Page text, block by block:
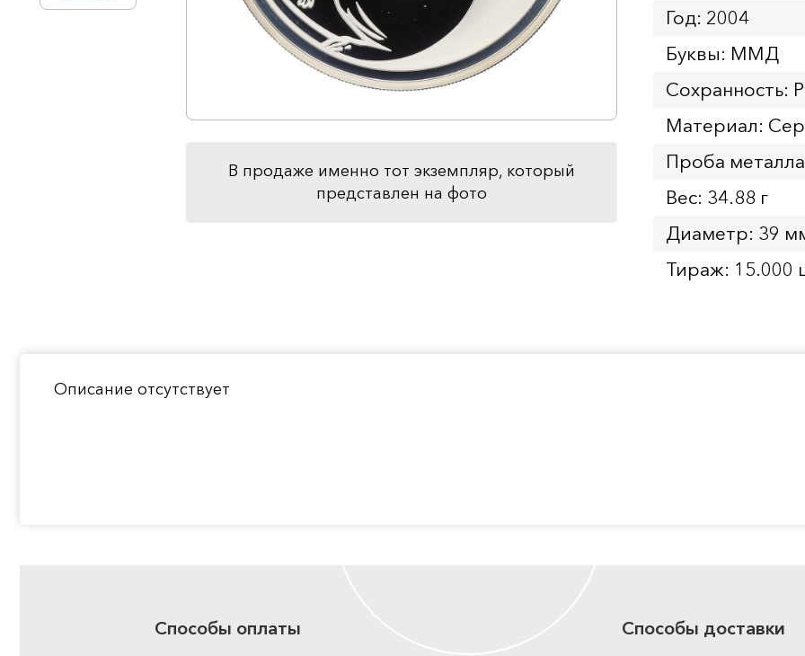
В продаже именно тот экземпляр, который
представлен на фото
Год: 2004
Буквы: ММД
Сохранность:
Материал:
Проба
Вес: 34.88 г
Диаметр: 39
Тираж: 15.000
Описание отсутствует
Способы оплаты Способы доставки